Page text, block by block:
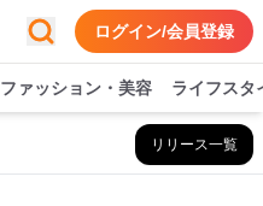
ログイン/会員登録
ファッション・美容 ライフスタ
リリース一覧